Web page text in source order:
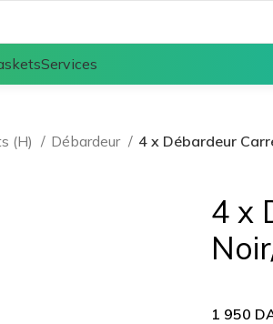
Services
(H) Débardeur
4 x Débardeur
4 x
1 950